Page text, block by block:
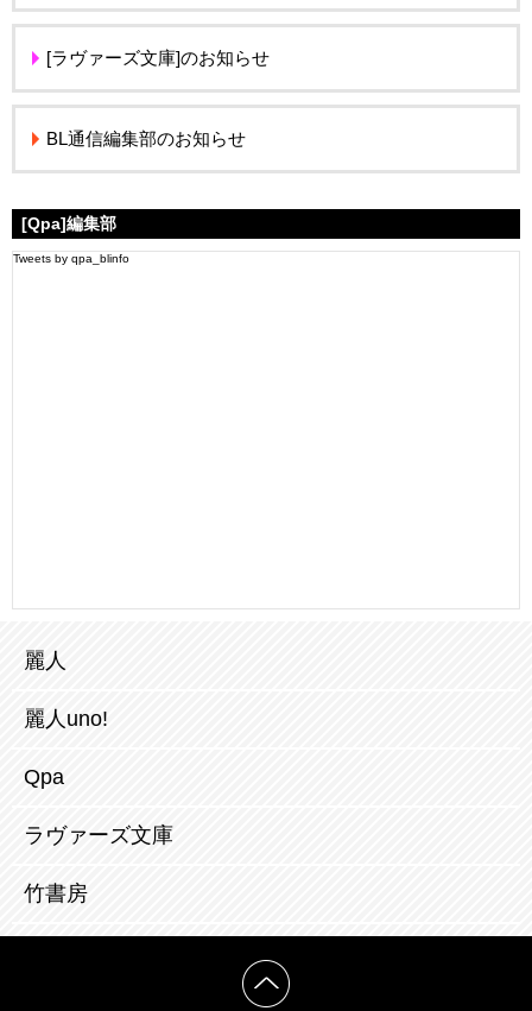
[ラヴァーズ文庫]のお知らせ
BL通信編集部のお知らせ
[Qpa]編集部
Tweets by qpa_blinfo
麗人
麗人uno!
Qpa
ラヴァーズ文庫
竹書房